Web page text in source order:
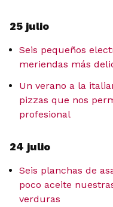
25 julio
Seis pequeños
meriendas más
Un verano a la
pizzas que nos
profesional
24 julio
Seis planchas de
poco aceite
verduras